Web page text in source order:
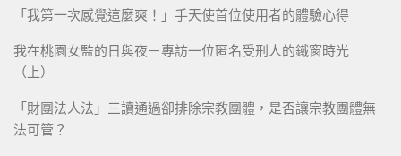
「我第一次感覺這麼爽！」手天使首位使用者的體驗心得
我在桃園女監的日與夜－專訪一位匿名受刑人的鐵窗時光
（上）
「財團法人法」三讀通過卻排除宗教團體，是否讓宗教團體無
法可管？